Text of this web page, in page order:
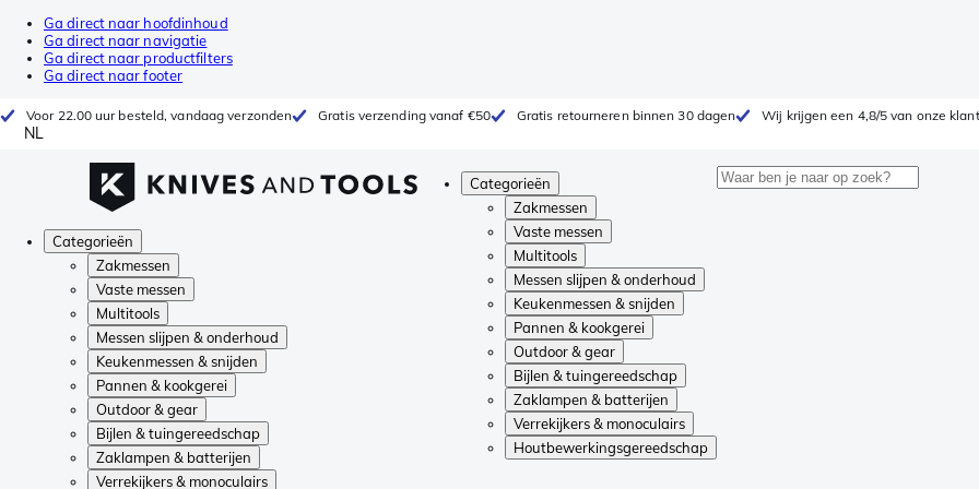
Ga direct naar hoofdinhoud
Ga direct naar navigatie
Ga direct naar productfilters
Ga direct naar footer
Voor 22.00 uur besteld, vandaag verzonden Gratis verzending vanaf €50 Gratis retourneren binnen 30 dagen Wij krijgen een 4,8/5 van onze
NL
Categorieën
Zakmessen
Vaste messen
Multitools
Messen slijpen & onderhoud
Keukenmessen & snijden
Pannen & kookgerei
Outdoor & gear
Bijlen & tuingereedschap
Zaklampen & batterijen
Verrekijkers & monoculairs
Houtbewerkingsgereedschap
Categorieën
Zakmessen
Vaste messen
Multitools
Messen slijpen & onderhoud
Keukenmessen & snijden
Pannen & kookgerei
Outdoor & gear
Bijlen & tuingereedschap
Zaklampen & batterijen
Verrekijkers & monoculairs